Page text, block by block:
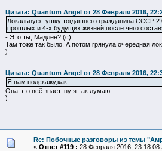
Цитата: Quantum Angel от 28 Февраля 2016,
Локальную тушку тогдашнего гражданина СССР
прошлых и 4-х будущих жизней,после чего
- Это ты, Мадлен? (с)
Там тоже так было. А потом грянула очередная
)
Цитата: Quantum Angel от 28 Февраля 2016,
Я вам подскажу,как
Она это всё знает. ну я так думаю.
)
Re: Побочные разговоры из темы
« Ответ #119 : 28 Февраля 2016, 23:18:08